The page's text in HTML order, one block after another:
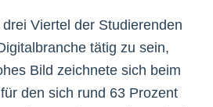
Viertel der Studierenden
tätig zu sein,
Bild zeichnete sich beim
den sich rund 63 Prozent